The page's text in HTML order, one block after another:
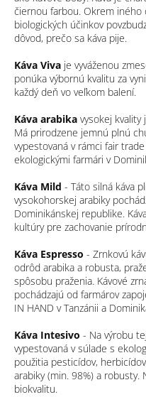
čiernou farbou. Okrem
biologických účinkov
dôvod, prečo sa káva pije.
Káva Viva je vyváženou
ponúka výbornú kvalitu za
každý deň vo veľkom balení.
Káva arabika vysokej kvality
Má prirodzene jemnú plnú
vypestovaná v rámci fair
ekologickými farmári v
Káva Mild - Táto silná káva
vysokohorskej arabiky
Dominikánskej republike.
kultúry pre zachovanie
Káva Espresso - Zrnkovú
odrôd arabika a robusta,
spôsobu praženia. Kávové
pochádzajú od farmárov
IN HAND v Tanzánii a
Káva Intesivo - Na výrobu
vypestovaná v súlade s
použitia pesticídov,
arabiky (min. 98%) a
biokvalitu.